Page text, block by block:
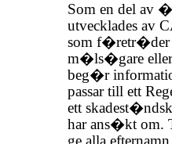
Som en del av
utvecklades av
som f�retr�der
m�ls�gare eller
beg�r
passar till ett
ett
har ans�kt om.
ge alla